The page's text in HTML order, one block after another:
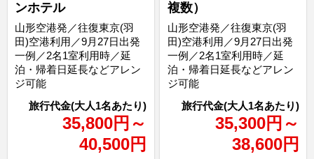
ンホテル
35,800円 ～
40,500円
山形空港発／往復東京(羽
田)空港利用／9月27日出発
一例／2名1室利用時／延
泊・帰着日延長などアレン
ジ可能
複数）
35,300円 ～
38,600円
山形空港発／往復東京(羽
田)空港利用／9月27日出発
一例／2名1室利用時／延
泊・帰着日延長などアレン
ジ可能